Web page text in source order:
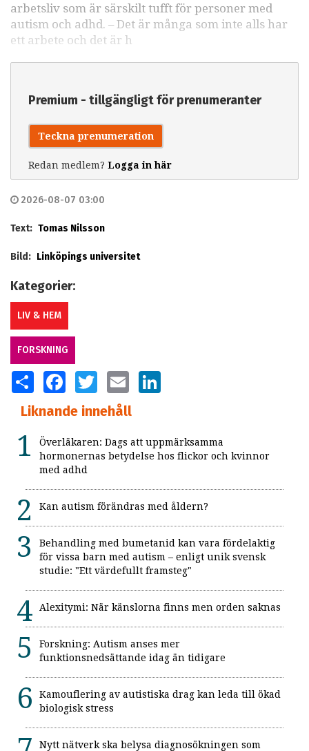
arbetsliv som är särskilt tufft för personer med
autism och adhd. – Det är många som inte alls har
ett arbete och det är h
Premium - tillgängligt för prenumeranter
Teckna prenumeration
Redan medlem? Logga in här
2026-08-07 03:00
Text: Tomas Nilsson
Bild: Linköpings universitet
Kategorier:
LIV & HEM
FORSKNING
SHARE FACEBOOKTWITTER EMAIL
Liknande innehåll
Överläkaren: Dags att uppmärksamma
hormonernas betydelse hos flickor och kvinnor
med adhd
Kan autism förändras med åldern?
Behandling med bumetanid kan vara fördelaktig
för vissa barn med autism – enligt unik svensk
studie: "Ett värdefullt framsteg"
Alexitymi: När känslorna finns men orden saknas
Forskning: Autism anses mer
funktionsnedsättande idag än tidigare
Kamouflering av autistiska drag kan leda till ökad
biologisk stress
Nytt nätverk ska belysa diagnosökningen som